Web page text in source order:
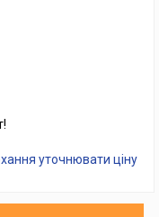
уточнювати ціну